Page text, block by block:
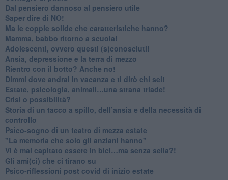
​Dal pensiero dannoso al pensiero utile
​Saper dire di NO!
​Ma le coppie solide che caratteristiche hanno?
​Mamma, babbo ritorno a scuola!
Adolescenti, ovvero questi (s)conosciuti!
Ansia, depressione e la terra di mezzo
​Rientro con il botto? Anche no!
Dimmi dove andrai in vacanza e ti dirò chi sei!
​Estate, psicologia, animali…una strana triade!
​Crisi o possibilità?
​Storia di un tacco a spillo, dell’ansia e della necessità di
controllo
​Psico-sogno di un teatro di mezza estate
"La memoria che solo gli anziani hanno"
​Vi è mai capitato essere in bici…ma senza sella?!
​Gli ami(ci) che ci tirano su
Psico-riflessioni post covid di inizio estate